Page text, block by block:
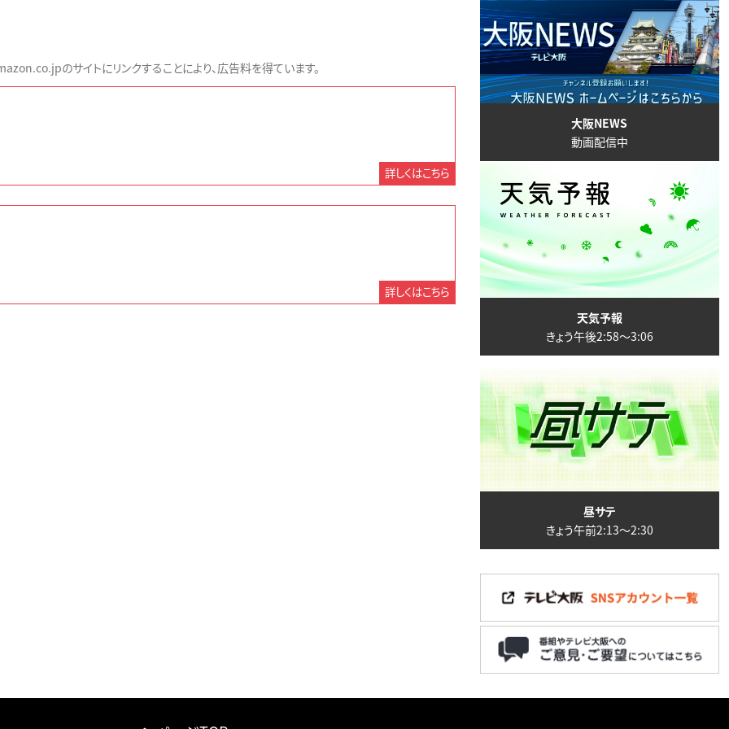
のサイトにリンクすることにより、広告料を得ています。
詳しくはこちら
詳しくはこちら
大阪NEWS
動画配信中
天気予報
きょう午後2:58〜3:06
昼サテ
きょう午前2:13〜2:30